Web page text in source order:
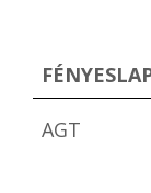
AGT